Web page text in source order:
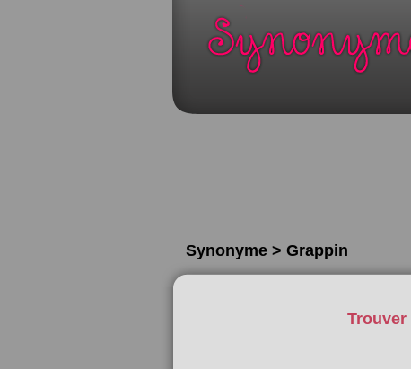
Synonyme > Grappin
Trouver